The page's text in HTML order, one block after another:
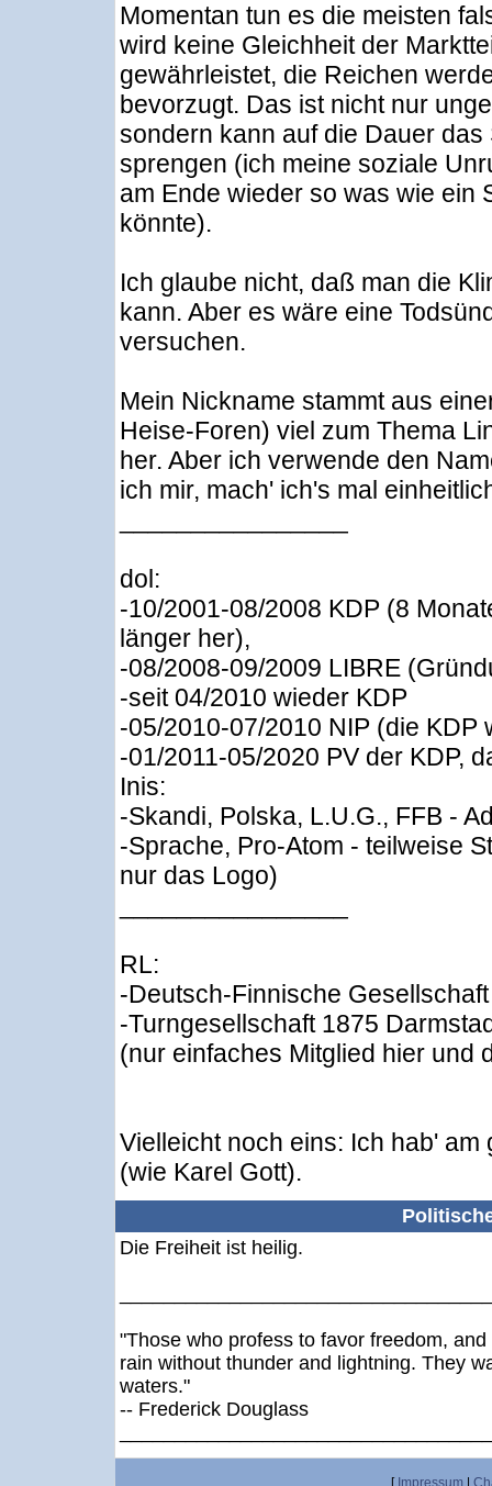
Momentan tun es die meisten
wird keine Gleichheit der
gewährleistet, die Reichen
bevorzugt. Das ist nicht nur
sondern kann auf die Dauer das
sprengen (ich meine soziale
am Ende wieder so was wie ein
könnte).
Ich glaube nicht, daß man die
kann. Aber es wäre eine
versuchen.
Mein Nickname stammt aus
Heise-Foren) viel zum Thema
her. Aber ich verwende den
ich mir, mach' ich's mal
dol:
-10/2001-08/2008 KDP (8
länger her),
-08/2008-09/2009 LIBRE
-seit 04/2010 wieder KDP
-05/2010-07/2010 NIP (die
-01/2011-05/2020 PV der KDP,
Inis:
-Skandi, Polska, L.U.G., FFB -
-Sprache, Pro-Atom - teilweise
nur das Logo)
RL:
-Deutsch-Finnische Gesellschaft
-Turngesellschaft 1875
(nur einfaches Mitglied hier und
Vielleicht noch eins: Ich hab'
(wie Karel Gott).
Die Freiheit ist heilig.
"Those who profess to favor freedom,
rain without thunder and lightning. They
waters."
-- Frederick Douglass
[ Impressum